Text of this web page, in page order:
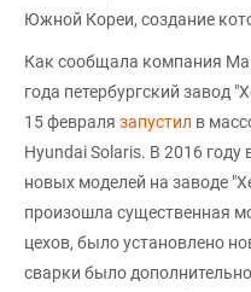
Южной Кореи, создание
Как сообщала компания
года петербургский завод
15 февраля запустил в
Hyundai Solaris. В 2016 году
новых моделей на заводе
произошла существенная
цехов, было установлено
сварки было